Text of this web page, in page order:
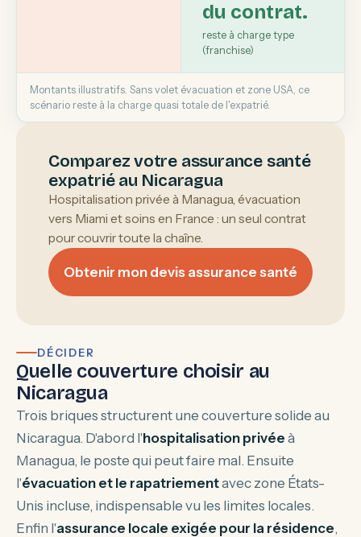
du contrat.
reste à charge type
(franchise)
Montants illustratifs. Sans volet évacuation et zone USA, ce
scénario reste à la charge quasi totale de l'expatrié.
Comparez votre assurance santé
expatrié au Nicaragua
Hospitalisation privée à Managua, évacuation
vers Miami et soins en France : un seul contrat
pour couvrir toute la chaîne.
Obtenir mon devis assurance santé
DÉCIDER
Quelle couverture choisir au
Nicaragua
Trois briques structurent une couverture solide au
Nicaragua. D'abord l'hospitalisation privée à
Managua, le poste qui peut faire mal. Ensuite
l'évacuation et le rapatriementavec zone États-
Unis incluse, indispensable vu les limites locales.
Enfin l'assurance locale exigée pour la résidence,